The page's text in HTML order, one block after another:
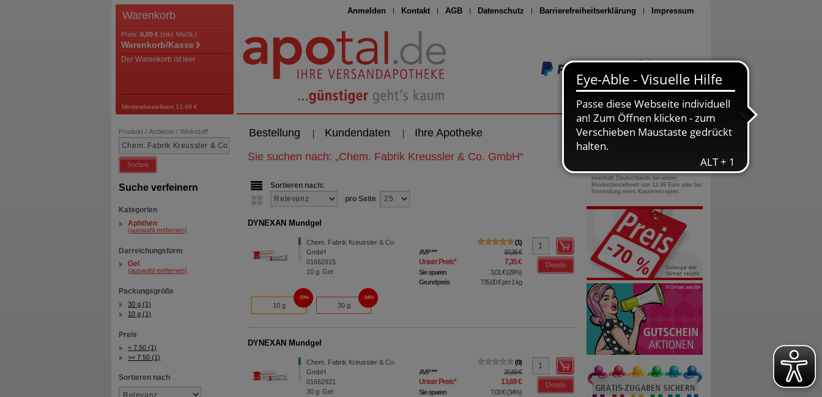
Anmelden Kontakt AGB Datenschutz Barrierefreiheitserklärung Impressum
Seite drucken
Warenkorb
Preis: 0,00 € (inkl. MwSt.)
Warenkorb/Kasse
Der Warenkorb ist leer
Mindestbestellwert 13,99 €
Bestellung Kundendaten Ihre Apotheke
Produkt / Anbieter / Wirkstoff
Suchen
Suche verfeinern
Kategorien
Aphthen
(auswahl entfernen)
Darreichungsform
Gel
(auswahl entfernen)
Packungsgröße
30 g (1)
10 g (1)
Preis
< 7.50 (1)
>= 7.50 (1)
Sortieren nach
Sie suchen nach: „Chem. Fabrik Kreussler & Co. GmbH“
Sortieren nach:
pro Seite
DYNEXAN Mundgel
Chem. Fabrik Kreussler & Co.
GmbH
01662915
10g Gel
1
AVP*** 10,36 €
Unser Preis* 7,35 €
Sie sparen 3,01 €(29%)
Grundpreis
735,00 €pro 1 kg
Details
10 g
29%
30 g
34%
DYNEXAN Mundgel
Chem. Fabrik Kreussler & Co.
GmbH
01662921
30g Gel
0
AVP*** 20,69 €
Unser Preis* 13,69 €
Sie sparen 7,00 €(34%)
Details
0800-10 11 422
gebührenfreie Rufnummer
innerhalb Deutschlands bei einem
Mindestbestellwert von 13,99 Euro oder bei
Einsendung eines Kassenrezeptes